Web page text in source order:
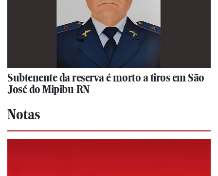
Subtenente da reserva é morto a tiros em São
José do Mipibu-RN
Notas